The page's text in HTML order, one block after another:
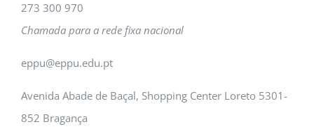
273 300 970
Chamada para a rede fixa nacional
eppu@eppu.edu.pt
Avenida Abade de Baçal, Shopping Center Loreto 5301-
852 Bragança